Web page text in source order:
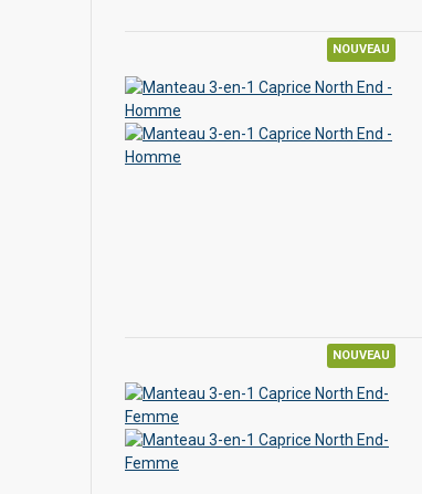
NOUVEAU
NOUVEAU